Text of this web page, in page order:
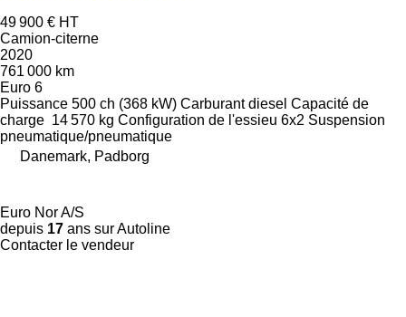
49 900 € HT
Camion-citerne
2020
761 000 km
Euro 6
Puissance 500 ch (368 kW) Carburant diesel Capacité de
charge 14 570 kg Configuration de l'essieu 6x2 Suspension
pneumatique/pneumatique
Danemark, Padborg
Euro Nor A/S
depuis 17 ans sur Autoline
Contacter le vendeur